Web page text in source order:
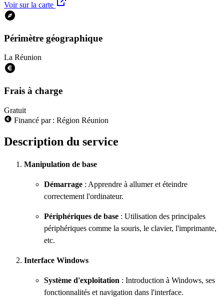
Voir sur la carte
Périmètre géographique
La Réunion
Frais à charge
Gratuit
Financé par : Région Réunion
Description du service
Manipulation de base
Démarrage : Apprendre à allumer et éteindre
correctement l'ordinateur.
Périphériques de base : Utilisation des principales
périphériques comme la souris, le clavier, l'imprimante,
etc.
Interface Windows
Système d'exploitation : Introduction à Windows, ses
fonctionnalités et navigation dans l'interface.